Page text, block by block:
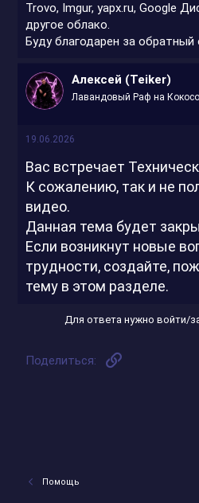
Trovo, Imgur, yapx.ru, Google
другое облако.
Буду благодарен за обратный
Алексей (Teiker)
Лавандовый Раф на
19.06.2026
Вас встречает
К сожалению, так и не
видео.
Данная тема будет
Если возникнут новые
трудности, создайте,
тему в этом разделе.
Для ответа нужно войти/
Поделиться:
Помощь